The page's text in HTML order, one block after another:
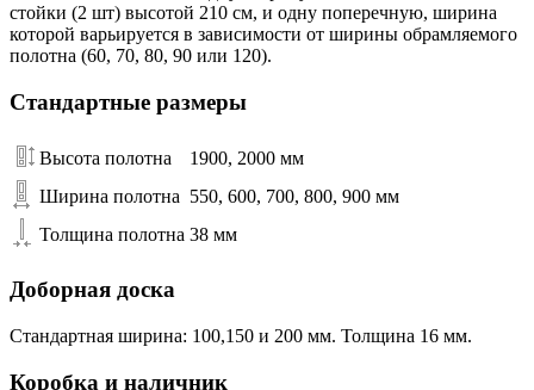
стойки (2 шт) высотой 210 см, и одну поперечную, ширина
которой варьируется в зависимости от ширины обрамляемого
полотна (60, 70, 80, 90 или 120).
Стандартные размеры
Высота полотна
1900, 2000 мм
Ширина полотна 550, 600, 700, 800, 900 мм
Толщина полотна 38 мм
Доборная доска
Стандартная ширина: 100,150 и 200 мм. Толщина 16 мм.
Коробка и наличник